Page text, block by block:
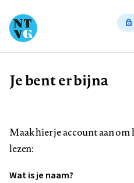
Kruimelpad
Je bent er bijna
Maak hier je account aan
lezen:
Wat is je naam?